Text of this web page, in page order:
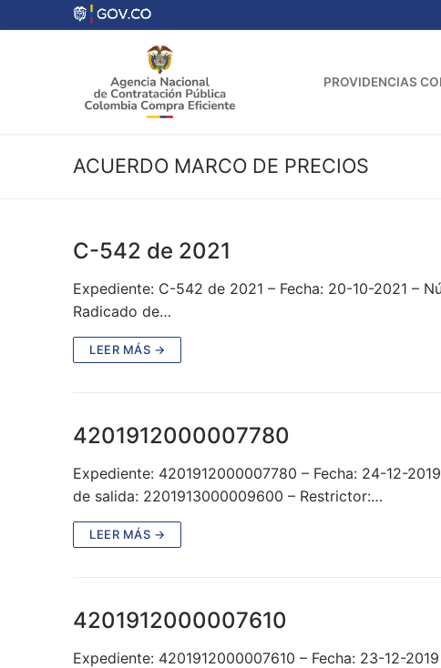
al
PROVIDENCIAS
ACUERDO MARCO DE PRECIOS
C-542 de 2021
Expediente: C-542 de 2021 – Fecha: 20-10-2021 –
Radicado de…
LEER MÁS →
4201912000007780
Expediente: 4201912000007780 – Fecha: 24-12-
de salida: 2201913000009600 – Restrictor:…
LEER MÁS →
4201912000007610
Expediente: 4201912000007610 – Fecha: 23-12-